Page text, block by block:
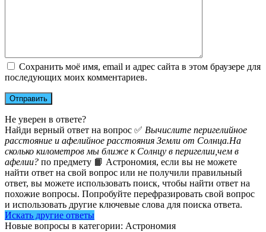
Сохранить моё имя, email и адрес сайта в этом браузере для
последующих моих комментариев.
Не уверен в ответе?
Найди верный ответ на вопрос ✅ Вычислите перигелийное
расстояние и афелийное расстояния Земли от Солнца.На
сколько километров мы ближе к Солнцу в перигелии,чем в
афелии? по предмету 📙 Астрономия, если вы не можете
найти ответ на свой вопрос или не получили правильный
ответ, вы можете использовать поиск, чтобы найти ответ на
похожие вопросы. Попробуйте перефразировать свой вопрос
и использовать другие ключевые слова для поиска ответа.
Искать другие ответы
Новые вопросы в категории: Астрономия